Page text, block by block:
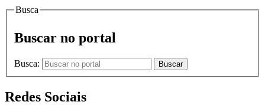
Busca
Buscar no portal
Busca: Buscar
Redes Sociais